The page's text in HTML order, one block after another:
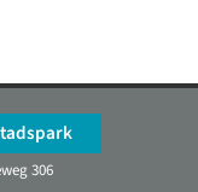
306